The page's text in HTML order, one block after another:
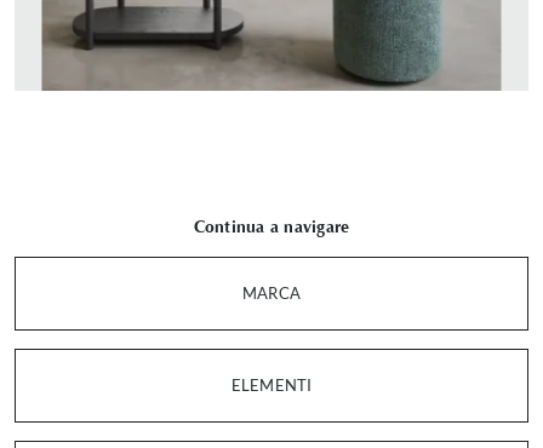
Continua a navigare
MARCA
ELEMENTI